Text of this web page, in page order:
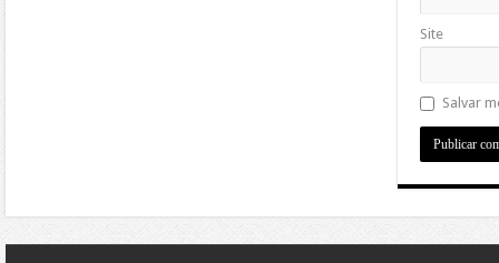
Site
Salvar